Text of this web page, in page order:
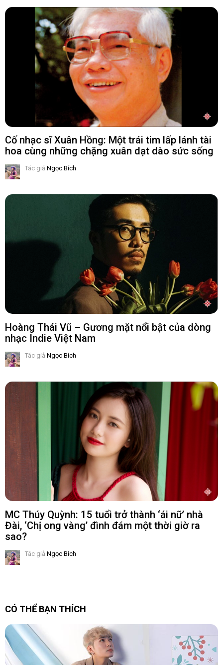
Cố nhạc sĩ Xuân Hồng: Một trái tim lấp lánh tài
hoa cùng những chặng xuân dạt dào sức sống
Tác giả Ngọc Bích
Hoàng Thái Vũ – Gương mặt nổi bật của dòng
nhạc Indie Việt Nam
Tác giả Ngọc Bích
MC Thúy Quỳnh: 15 tuổi trở thành ‘ái nữ’ nhà
Đài, ‘Chị ong vàng’ đình đám một thời giờ ra
sao?
Tác giả Ngọc Bích
CÓ THỂ BẠN THÍCH